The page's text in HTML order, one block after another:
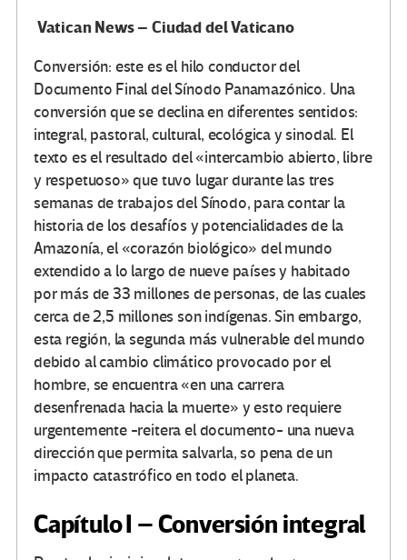
Vatican News – Ciudad del Vaticano
Conversión: este es el hilo conductor del
Documento Final del Sínodo Panamazónico. Una
conversión que se declina en diferentes sentidos:
integral, pastoral, cultural, ecológica y sinodal. El
texto es el resultado del «intercambio abierto, libre
y respetuoso» que tuvo lugar durante las tres
semanas de trabajos del Sínodo, para contar la
historia de los desafíos y potencialidades de la
Amazonía, el «corazón biológico» del mundo
extendido a lo largo de nueve países y habitado
por más de 33 millones de personas, de las cuales
cerca de 2,5 millones son indígenas. Sin embargo,
esta región, la segunda más vulnerable del mundo
debido al cambio climático provocado por el
hombre, se encuentra «en una carrera
desenfrenada hacia la muerte» y esto requiere
urgentemente -reitera el documento- una nueva
dirección que permita salvarla, so pena de un
impacto catastrófico en todo el planeta.
Capítulo I – Conversión integral